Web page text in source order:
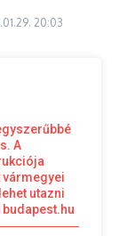
20:03
A
vármegyei
utazni